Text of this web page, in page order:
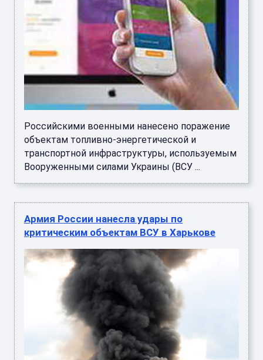
Российскими военными нанесено поражение
объектам топливно-энергетической и
транспортной инфраструктуры, используемым
Вооруженными силами Украины (ВСУ ...
Армия России нанесла удары по
критическим объектам ВСУ в Харькове